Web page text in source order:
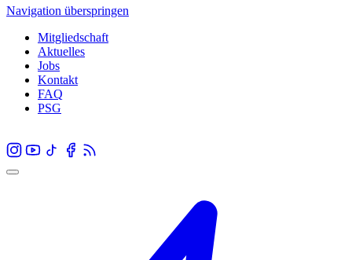
Navigation überspringen
Mitgliedschaft
Aktuelles
Jobs
Kontakt
FAQ
PSG